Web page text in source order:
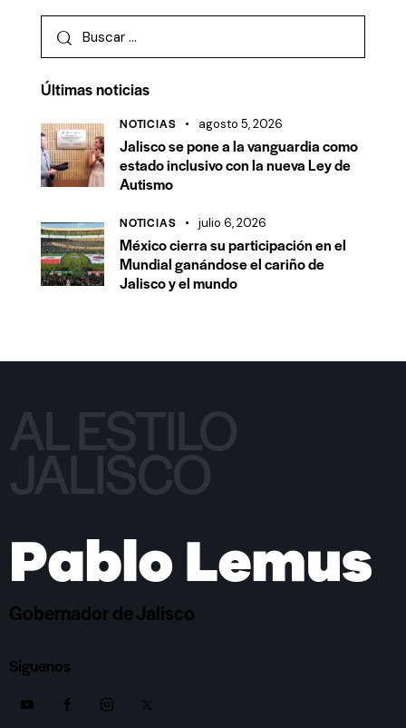
Últimas noticias
NOTICIAS agosto 5, 2026
Jalisco se pone a la vanguardia como
estado inclusivo con la nueva Ley de
Autismo
NOTICIAS julio 6, 2026
México cierra su participación en el
Mundial ganándose el cariño de
Jalisco y el mundo
Gobernador de Jalisco
Síguenos